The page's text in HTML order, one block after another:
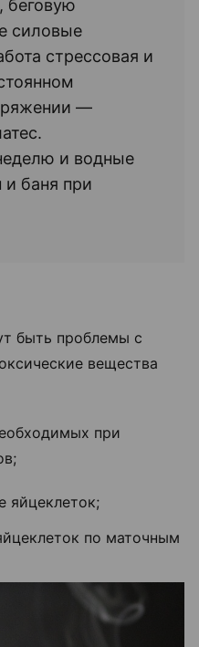
беговую
силовые
стрессовая и
—
и водные
и баня при
быть проблемы с
вещества
при
яйцеклеток;
по маточным